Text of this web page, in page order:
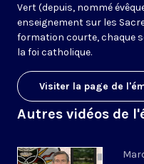
Vert (depuis, nommé
enseignement sur les
formation courte, chaque
la foi catholique.
Visiter la page de
Autres vidéos de